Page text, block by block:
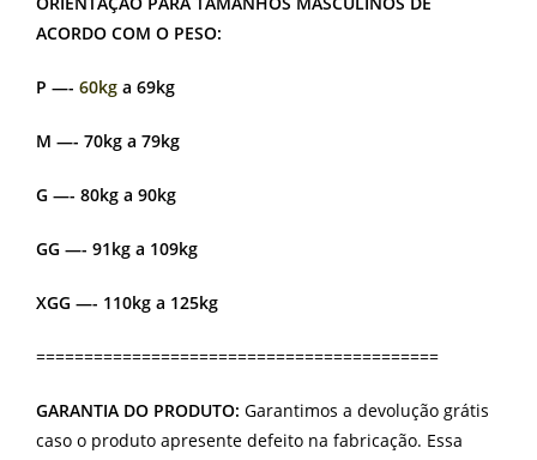
ACORDO COM O PESO:
P —- 60kg a 69kg
M —- 70kg a 79kg
G —- 80kg a 90kg
GG —- 91kg a 109kg
XGG —- 110kg a 125kg
==========================================
GARANTIA DO PRODUTO: Garantimos a devolução grátis
caso o produto apresente defeito na fabricação. Essa